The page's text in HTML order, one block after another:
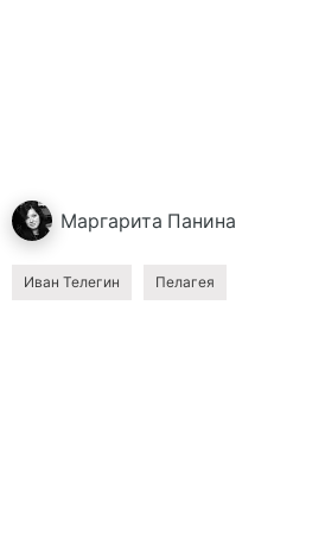
Маргарита Панина
Иван Телегин Пелагея